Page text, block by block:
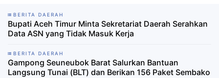
BERITA DAERAH
Bupati Aceh Timur Minta Sekretariat Daerah Serahkan
Data ASN yang Tidak Masuk Kerja
BERITA DAERAH
Gampong Seuneubok Barat Salurkan Bantuan
Langsung Tunai (BLT) dan Berikan 156 Paket Sembako